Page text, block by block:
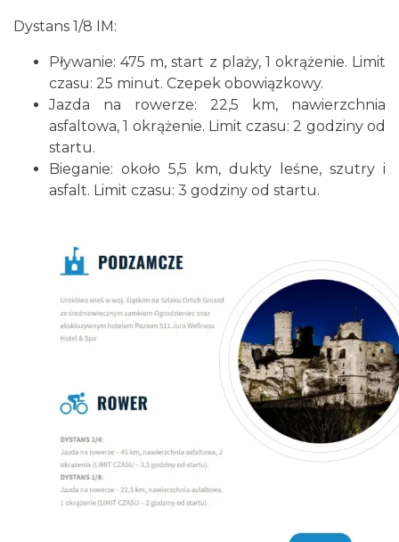
Podzamcze
2026-09-11
0.44 km
Podzamcze
2026-09-18
0.44 km
Podzamcze
0.44 km
Dystans 1/8 IM:
Pływanie: 475 m, start z plaży, 1 okrążenie. Limit
czasu: 25 minut. Czepek obowiązkowy.
Jazda na rowerze: 22,5 km, nawierzchnia
asfaltowa, 1 okrążenie. Limit czasu: 2 godziny od
startu.
Bieganie: około 5,5 km, dukty leśne, szutry i
asfalt. Limit czasu: 3 godziny od startu.